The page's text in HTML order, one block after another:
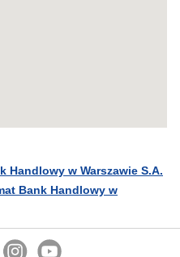
Handlowy w Warszawie S.A.
Bank Handlowy w